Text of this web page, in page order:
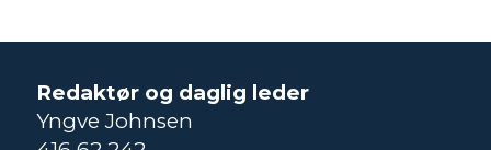
Redaktør og daglig leder
Yngve Johnsen